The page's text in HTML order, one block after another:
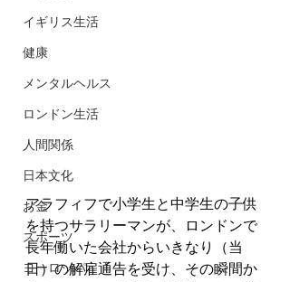
イギリス生活
健康
メンタルヘルス
ロンドン生活
人間関係
日本文化
お金
スポーツ
ヨーロッパ
アラフィフで小学生と中学生の子供
を持つサラリーマンが、ロンドンで
長年働いた会社からいきなり（当
日）の解雇通告を受け、その瞬間か